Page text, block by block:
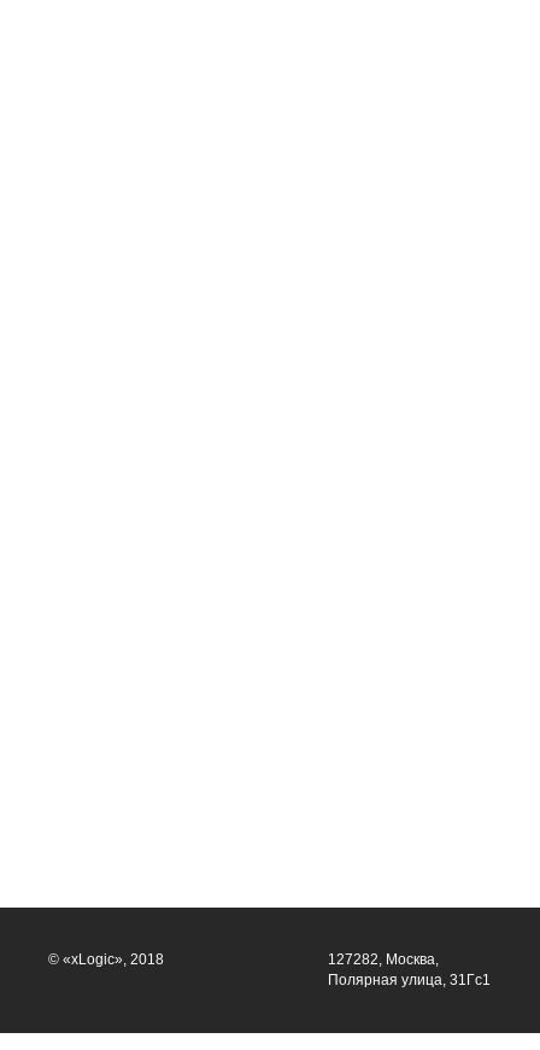
© «xLogic», 2018
127282, Москва,
Полярная улица, 31Гс1